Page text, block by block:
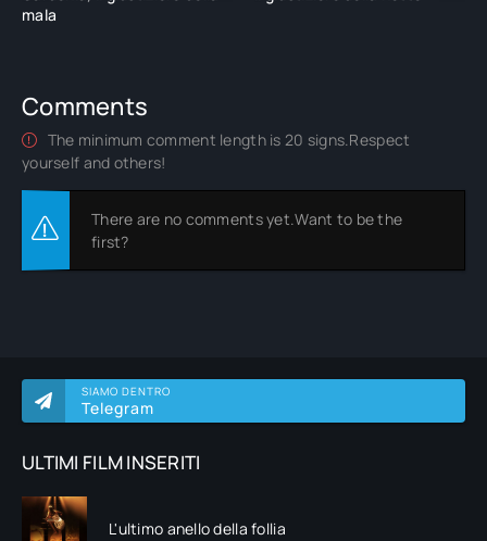
SIAMO DENTRO
Telegram
ULTIMI FILM INSERITI
L'ultimo anello della follia
mala
Comments
The minimum comment length is 20 signs.Respect
yourself and others!
There are no comments yet.Want to be the
first?